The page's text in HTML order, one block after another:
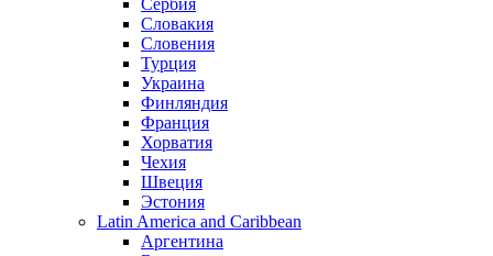
Сербия
Словакия
Словения
Турция
Украина
Финляндия
Франция
Хорватия
Чехия
Швеция
Эстония
Latin America and Caribbean
Аргентина